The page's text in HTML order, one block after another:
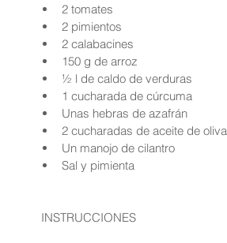
2 tomates
2 pimientos
2 calabacines
150 g de arroz
½ l de caldo de verduras
1 cucharada de cúrcuma
Unas hebras de azafrán
2 cucharadas de aceite de oliva
Un manojo de cilantro
Sal y pimienta
INSTRUCCIONES